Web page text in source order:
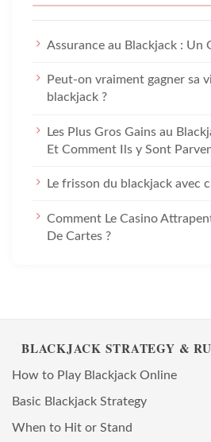
Assurance au Blackjack : Un
Peut-on vraiment gagner sa
blackjack ?
Les Plus Gros Gains au
Et Comment Ils y Sont
Le frisson du blackjack avec
Comment Le Casino
De Cartes ?
BLACKJACK STRATEGY &
How to Play Blackjack Online
Basic Blackjack Strategy
When to Hit or Stand